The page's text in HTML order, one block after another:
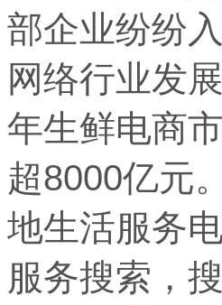
部企业纷纷
网络行业发
年生鲜电商
超8000亿元
地生活服务
服务搜索，